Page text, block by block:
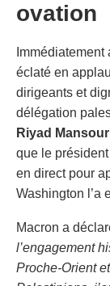
ovation
éclaté en
dirigeants et
délégation
Riyad Mansour
que le
en direct pour
Washington l’a
Macron a
l’engagement
Proche-Orient